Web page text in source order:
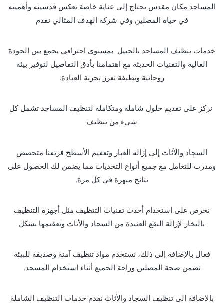
المساجد مكان مقدس يحتاج إلى عناية خاصة تعكس قدسيته وأهميته
في حياة المصلين وفي شركة الهدف المثالي نقدم
خدمات تنظيف المساجد بالجبيل بمستوى احترافي يجمع بين الجودة
العالية والتقنيات الحديثة مع اهتمامنا بأدق التفاصيل لتوفير بيئة
روحانية ونظيفة تعزز تجربة العبادة.
نركز على تقديم حلول شاملة ومتكاملة لتنظيف المساجد تشمل كل
شيء من تنظيف
السجاد والأثاث إلى إزالة الغبار وتعقيم الأسطح فريقنا متخصص
ومدرب للتعامل مع جميع أنواع التحديات مما يضمن لك الحصول على
نتائج مبهرة في كل مرة.
نحرص على استخدام أحدث تقنيات التنظيف مثل أجهزة التنظيف
بالبخار لإزالة البقع العنيدة من السجاد والأثاث وتعقيمها بشكل
فعال بالإضافة إلى ذلك، نستخدم مواد تنظيف آمنة وصديقة للبيئة
تضمن صحة المصلين وراحة الجميع أثناء استخدام المسجد.
بالإضافة إلى تنظيف السجاد والأثاث نقدم خدمات التنظيف الشاملة